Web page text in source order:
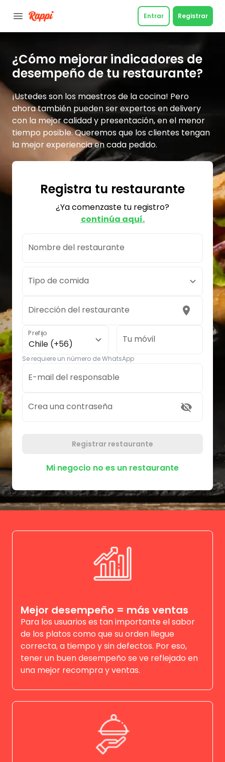
Entrar Registrar
¿Cómo mejorar indicadores de
desempeño de tu restaurante?
¡Ustedes son los maestros de la cocina! Pero
ahora también pueden ser expertos en delivery
con la mejor calidad y presentación, en el menor
tiempo posible. Queremos que los clientes tengan
la mejor experiencia en cada pedido.
Registra tu restaurante
¿Ya comenzaste tu registro?
continúa aquí.
Nombre del restaurante
Tipo de comida
Dirección del restaurante
Prefijo
Chile (+56) Tu móvil
Se requiere un número de WhatsApp
E-mail del responsable
Crea una contraseña
Registrar restaurante
Mi negocio no es un restaurante
Mejor desempeño = más ventas
Para los usuarios es tan importante el sabor
de los platos como que su orden llegue
correcta, a tiempo y sin defectos. Por eso,
tener un buen desempeño se ve reflejado en
una mejor recompra y ventas.